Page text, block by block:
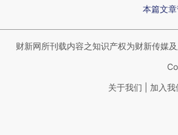
本篇文
财新网所刊载内容之知识产权为财新传媒
关于我们 加入我